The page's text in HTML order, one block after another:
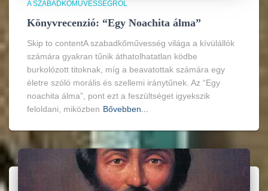
A SZABADKŐMŰVESSÉGRŐL
Könyvrecenzió: “Egy Noachita álma”
Skip to contentA szabadkőművesség világa a kívülállók
számára gyakran tűnik áthatolhatatlan ködbe
burkolózott titoknak, míg a beavatottak számára egy
életre szóló morális és szellemi iránytűnek. Az “Egy
noachita álma”, pont ezt a feszültséget igyekszik
feloldani, miközben Bővebben...